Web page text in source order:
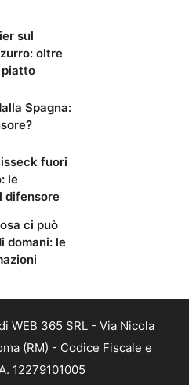
sul
oltre
piatto
Spagna:
fuori
le
difensore
ci può
domani: le
WEB 365 SRL - Via Nicola
(RM) - Codice Fiscale e
12279101005